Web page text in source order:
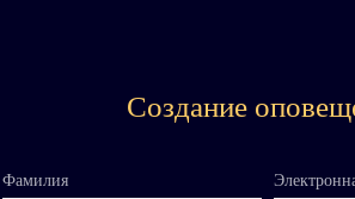
Создание
Фамилия